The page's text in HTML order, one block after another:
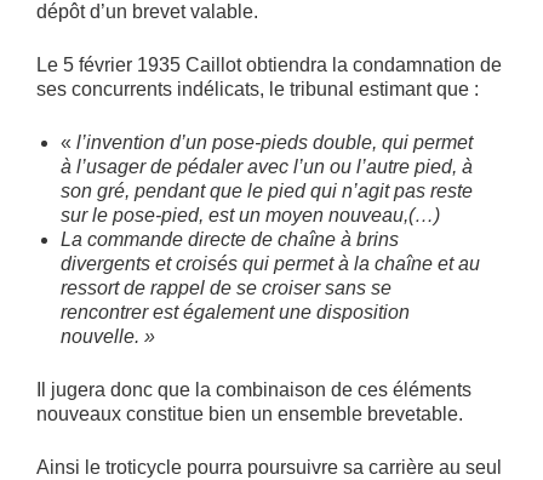
dépôt d’un brevet valable.
Le 5 février 1935 Caillot obtiendra la condamnation de
ses concurrents indélicats, le tribunal estimant que :
« l’invention d’un pose-pieds double, qui permet
à l’usager de pédaler avec l’un ou l’autre pied, à
son gré, pendant que le pied qui n’agit pas reste
sur le pose-pied, est un moyen nouveau,(…)
La commande directe de chaîne à brins
divergents et croisés qui permet à la chaîne et au
ressort de rappel de se croiser sans se
rencontrer est également une disposition
nouvelle. »
Il jugera donc que la combinaison de ces éléments
nouveaux constitue bien un ensemble brevetable.
Ainsi le troticycle pourra poursuivre sa carrière au seul